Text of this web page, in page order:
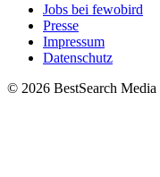
Jobs bei fewobird
Presse
Impressum
Datenschutz
© 2026 BestSearch